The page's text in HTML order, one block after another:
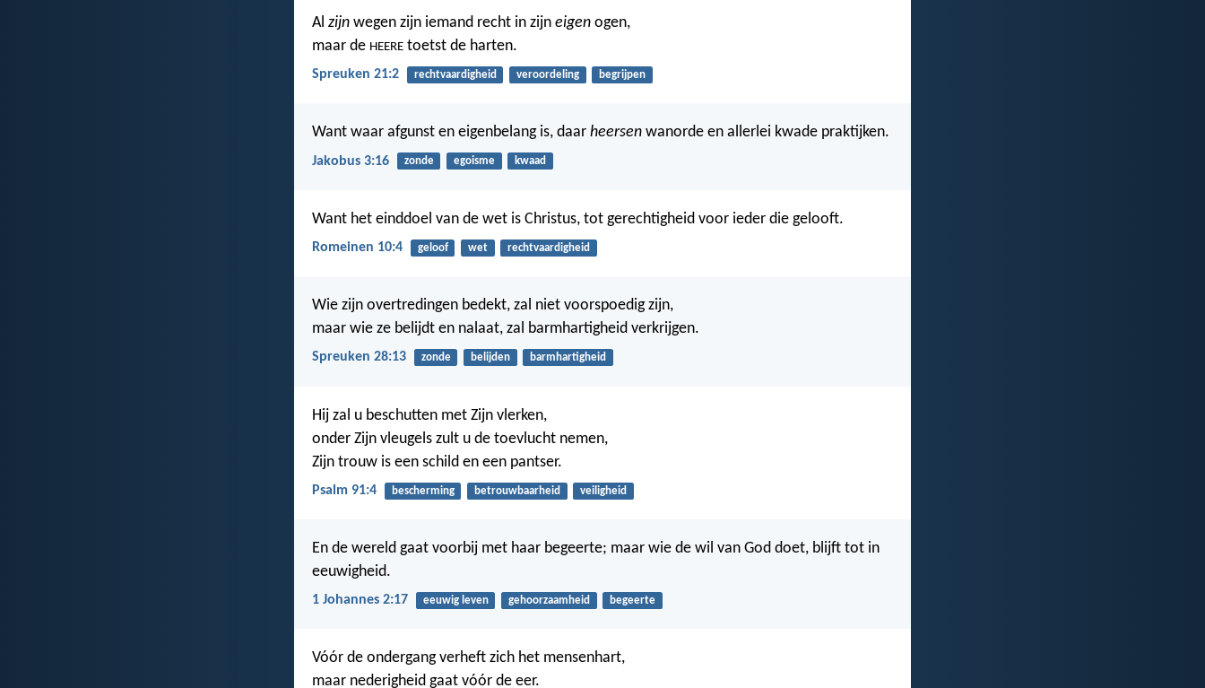
Al zijn wegen zijn iemand recht in zijn eigen ogen,
maar de HEERE toetst de harten.
Spreuken 21:2 rechtvaardigheid veroordeling begrijpen
Want waar afgunst en eigenbelang is, daar heersen wanorde en allerlei kwade praktijken.
Jakobus 3:16 zonde egoisme kwaad
Want het einddoel van de wet is Christus, tot gerechtigheid voor ieder die gelooft.
Romeinen 10:4 geloof wet rechtvaardigheid
Wie zijn overtredingen bedekt, zal niet voorspoedig zijn,
maar wie ze belijdt en nalaat, zal barmhartigheid verkrijgen.
Spreuken 28:13 zonde belijden barmhartigheid
Hij zal u beschutten met Zijn vlerken,
onder Zijn vleugels zult u de toevlucht nemen,
Zijn trouw is een schild en een pantser.
Psalm 91:4 bescherming betrouwbaarheid veiligheid
En de wereld gaat voorbij met haar begeerte; maar wie de wil van God doet, blijft tot in
eeuwigheid.
1 Johannes 2:17 eeuwig leven gehoorzaamheid begeerte
Vóór de ondergang verheft zich het mensenhart,
maar nederigheid gaat vóór de eer.